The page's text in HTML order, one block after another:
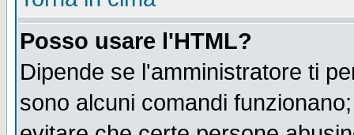
Posso usare l'HTML?
Dipende se l'amministratore ti
sono alcuni comandi